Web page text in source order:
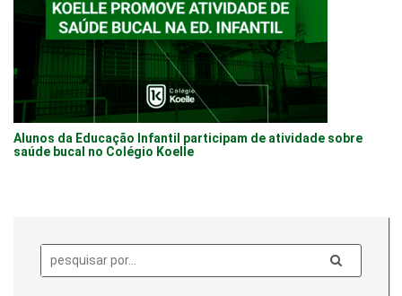
Alunos da Educação Infantil participam de atividade sobre
saúde bucal no Colégio Koelle
Pesquisa: